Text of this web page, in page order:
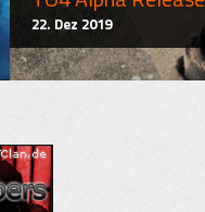
22. Dez 2019